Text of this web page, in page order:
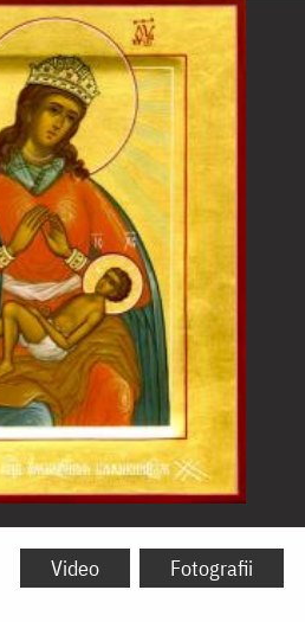
Video Fotografii